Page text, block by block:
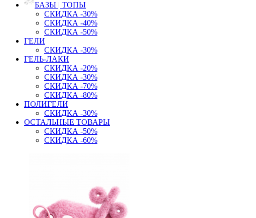
БАЗЫ | ТОПЫ
СКИДКА -30%
СКИДКА -40%
СКИДКА -50%
ГЕЛИ
СКИДКА -30%
ГЕЛЬ-ЛАКИ
СКИДКА -20%
СКИДКА -30%
СКИДКА -70%
СКИДКА -80%
ПОЛИГЕЛИ
СКИДКА -30%
ОСТАЛЬНЫЕ ТОВАРЫ
СКИДКА -50%
СКИДКА -60%